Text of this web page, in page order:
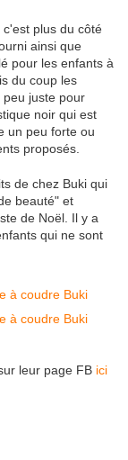
plus du côté
ainsi que
pour les enfants à
du coup les
juste pour
noir qui est
un peu forte ou
proposés.
de chez Buki qui
beauté" et
de Noël. Il y a
qui ne sont
leur page FB ici